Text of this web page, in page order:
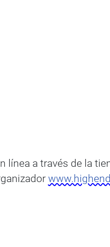
línea a través de la